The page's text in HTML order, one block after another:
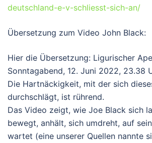
deutschland-e-v-schliesst-sich-an/
Übersetzung zum Video John Black:
Hier die Übersetzung: Ligurischer
Sonntagabend, 12. Juni 2022, 23.38
Die Hartnäckigkeit, mit der sich
durchschlägt, ist rührend.
Das Video zeigt, wie Joe Black sich
bewegt, anhält, sich umdreht, auf
wartet (eine unserer Quellen nannte